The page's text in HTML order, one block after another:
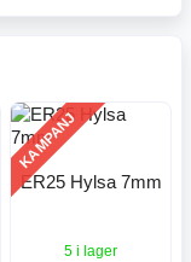
KAMPANJ
ER25 Hylsa 7mm
5 i lager